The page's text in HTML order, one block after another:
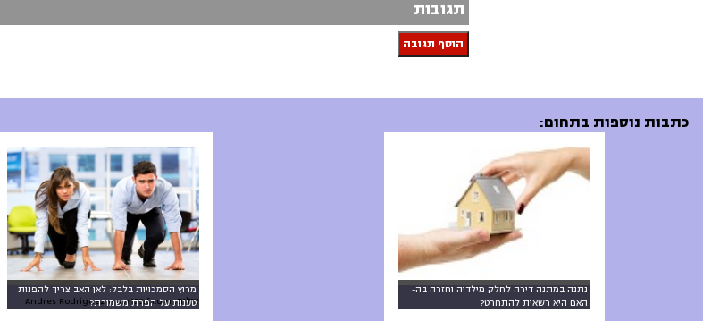
תגובות
הוסף תגובה
כתבות נוספות בתחום:
נתנה במתנה דירה לחלק מילדיה וחזרה בה-
האם היא רשאית להתחרט?
מרוץ הסמכויות בלבל: לאן האב צריך להפנות
טענות על הפרת משמורת?
צילום: Andres Rodriguez www.123rf.com